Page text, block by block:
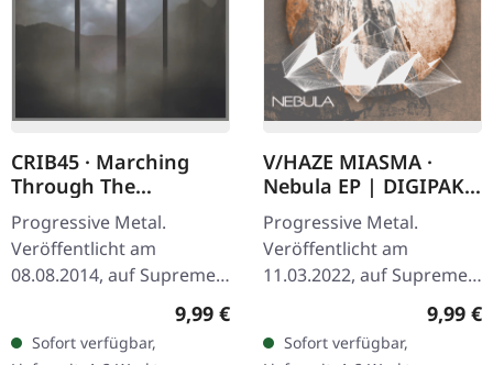
CRIB45 · Marching
Through The
Borderlines | DIGIPAK
CD
Progressive Metal.
Veröffentlicht am
08.08.2014, auf Supreme
Chaos Records. Limitierte
CD im DigiPak. CRIB45 aus
Finnland sind ein kleiner
Regulärer Preis:
9,99 €
Sofort verfügbar,
V/HAZE MIASMA ·
Nebula EP | DIGIPAK
CD
Progressive Metal.
Veröffentlicht am
11.03.2022, auf Supreme
Chaos Records. Limitierte
DigiPak-Auflage von nur
300 handnummerierten
9,99 €
Sofort verfügbar,